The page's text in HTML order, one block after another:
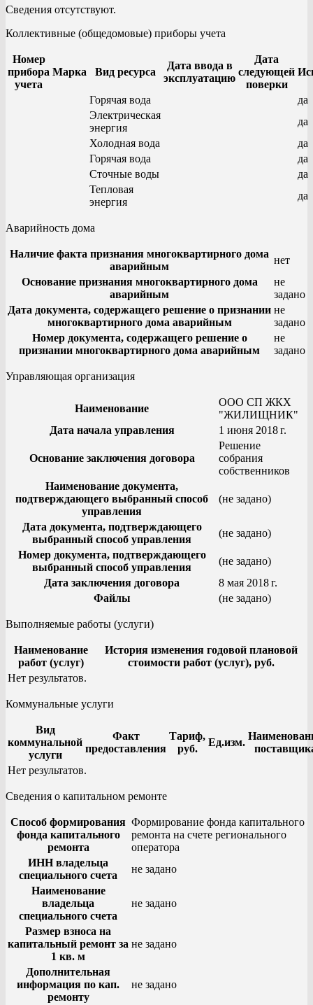
Сведения отсутствуют.
Коллективные (общедомовые) приборы учета
Номер
прибора
учета
Марка Вид ресурса
Дата ввода в
эксплуатацию
Дата
следующей
поверки
Горячая вода
да
Электрическая
энергия
да
Холодная вода
да
Горячая вода
да
Сточные воды
да
Тепловая
энергия
да
Аварийность дома
Наличие факта признания многоквартирного дома
аварийным
нет
Основание признания многоквартирного дома
аварийным
не
задано
Дата документа, содержащего решение о признании
многоквартирного дома аварийным
не
задано
Номер документа, содержащего решение о
признании многоквартирного дома аварийным
не
задано
Управляющая организация
Наименование
ООО СП ЖКХ
"ЖИЛИЩНИК"
Дата начала управления
1 июня 2018 г.
Основание заключения договора
Решение
собрания
собственников
Наименование документа,
подтверждающего выбранный способ
управления
(не задано)
Дата документа, подтверждающего
выбранный способ управления
(не задано)
Номер документа, подтверждающего
выбранный способ управления
(не задано)
Дата заключения договора
8 мая 2018 г.
Файлы
(не задано)
Выполняемые работы (услуги)
Наименование
работ (услуг)
История изменения годовой плановой
стоимости работ (услуг), руб.
Нет результатов.
Коммунальные услуги
Вид
коммунальной
услуги
Факт
предоставления
Тариф,
руб.
Ед.изм.
Нет результатов.
Сведения о капитальном ремонте
Способ формирования
фонда капитального
ремонта
Формирование фонда капитального
ремонта на счете регионального
оператора
ИНН владельца
специального счета
не задано
Наименование
владельца
специального счета
не задано
Размер взноса на
капитальный ремонт за
1 кв. м
не задано
Дополнительная
информация по кап.
ремонту
не задано